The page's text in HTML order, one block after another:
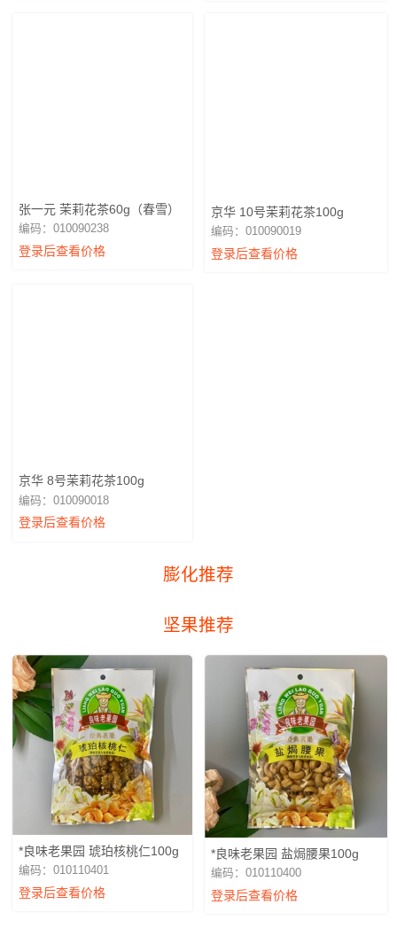
张一元 茉莉花茶60g（春雪）
编码：010090238
登录后查看价格
京华 10号茉莉花茶100g
编码：010090019
登录后查看价格
京华 8号茉莉花茶100g
编码：010090018
登录后查看价格
膨化推荐
坚果推荐
*良味老果园 琥珀核桃仁100g
编码：010110401
登录后查看价格
*良味老果园 盐焗腰果100g
编码：010110400
登录后查看价格